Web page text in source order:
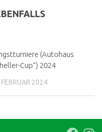
(Autohaus
Cup“) 2024
2024